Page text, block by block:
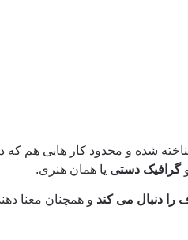
شده و محدود کار هایی هم که
گرافیک دستی یا همان هنری.
را دنبال می کند و همچنان معنا